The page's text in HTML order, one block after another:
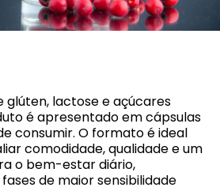
glúten, lactose e açúcares
é apresentado em cápsulas
consumir. O formato é ideal
comodidade, qualidade e um
o bem-estar diário,
de maior sensibilidade